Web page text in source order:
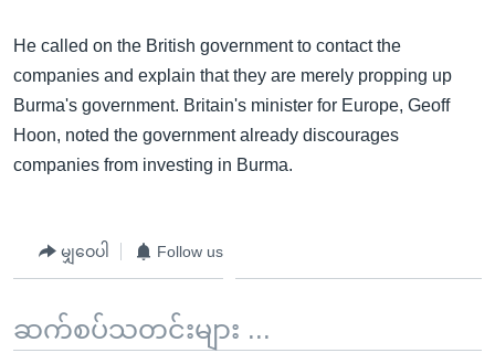
ရန်He called on the British government to contact the
companies and explain that they are merely propping up
Burma's government. Britain's minister for Europe, Geoff
Hoon, noted the government already discourages
companies from investing in Burma.
မျှဝေပါ Follow us
ဆက်စပ်သတင်းများ ...